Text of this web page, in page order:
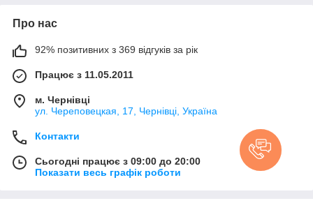
Про нас
92% позитивних з 369 відгуків за рік
Працює з 11.05.2011
м. Чернівці
ул. Череповецкая, 17, Чернівці, Україна
Контакти
Сьогодні працює з 09:00 до 20:00
Показати весь графік роботи